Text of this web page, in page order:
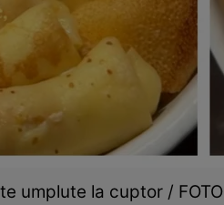
umplute la cuptor /